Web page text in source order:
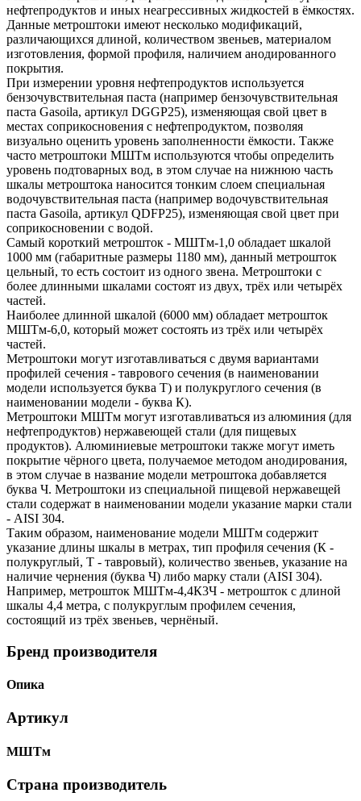
нефтепродуктов и иных неагрессивных жидкостей в ёмкостях.
Данные метроштоки имеют несколько модификаций,
различающихся длиной, количеством звеньев, материалом
изготовления, формой профиля, наличием анодированного
покрытия.
При измерении уровня нефтепродуктов используется
бензочувствительная паста (например бензочувствительная
паста Gasoila, артикул DGGP25), изменяющая свой цвет в
местах соприкосновения с нефтепродуктом, позволяя
визуально оценить уровень заполненности ёмкости. Также
часто метроштоки МШТм используются чтобы определить
уровень подтоварных вод, в этом случае на нижнюю часть
шкалы метроштока наносится тонким слоем специальная
водочувствительная паста (например водочувствительная
паста Gasoila, артикул QDFP25), изменяющая свой цвет при
соприкосновении с водой.
Самый короткий метрошток - МШТм-1,0 обладает шкалой
1000 мм (габаритные размеры 1180 мм), данный метрошток
цельный, то есть состоит из одного звена. Метроштоки с
более длинными шкалами состоят из двух, трёх или четырёх
частей.
Наиболее длинной шкалой (6000 мм) обладает метрошток
МШТм-6,0, который может состоять из трёх или четырёх
частей.
Метроштоки могут изготавливаться с двумя вариантами
профилей сечения - таврового сечения (в наименовании
модели используется буква Т) и полукруглого сечения (в
наименовании модели - буква К).
Метроштоки МШТм могут изготавливаться из алюминия (для
нефтепродуктов) нержавеющей стали (для пищевых
продуктов). Алюминиевые метроштоки также могут иметь
покрытие чёрного цвета, получаемое методом анодирования,
в этом случае в название модели метроштока добавляется
буква Ч. Метроштоки из специальной пищевой нержавещей
стали содержат в наименовании модели указание марки стали
- AISI 304.
Таким образом, наименование модели МШТм содержит
указание длины шкалы в метрах, тип профиля сечения (К -
полукруглый, Т - тавровый), количество звеньев, указание на
наличие чернения (буква Ч) либо марку стали (AISI 304).
Например, метрошток МШТм-4,4К3Ч - метрошток с длиной
шкалы 4,4 метра, с полукруглым профилем сечения,
состоящий из трёх звеньев, чернёный.
Бренд производителя
Опика
Артикул
МШТм
Страна производитель